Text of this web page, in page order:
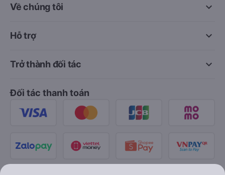
keyboard_arrow_down
Về chúng tôi
keyboard_arrow_down
Hỗ trợ
keyboard_arrow_down
Trở thành đối tác
Đối tác thanh toán